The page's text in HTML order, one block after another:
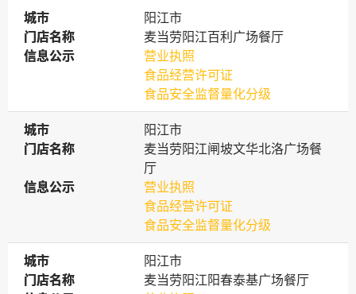
城市
城市
阳江市
门店名称
门店名称
麦当劳阳江百利广场餐厅
信息公示
信息公示
营业执照
食品经营许可证
食品安全监督量化分级
城市
城市
阳江市
门店名称
门店名称
麦当劳阳江闸坡文华北洛广场餐
厅
信息公示
信息公示
营业执照
食品经营许可证
食品安全监督量化分级
城市
城市
阳江市
门店名称
门店名称
麦当劳阳江阳春泰基广场餐厅